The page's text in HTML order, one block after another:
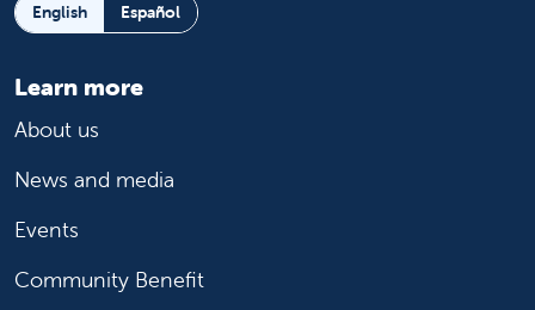
English Español
Learn more
About us
News and media
Events
Community Benefit